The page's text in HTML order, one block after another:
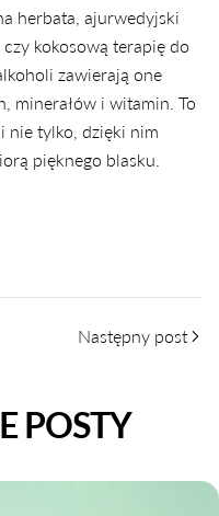
herbata, ajurwedyjski
kokosową terapię do
zawierają one
minerałów i witamin. To
nie tylko, dzięki nim
pięknego blasku.
Następny post
POSTY